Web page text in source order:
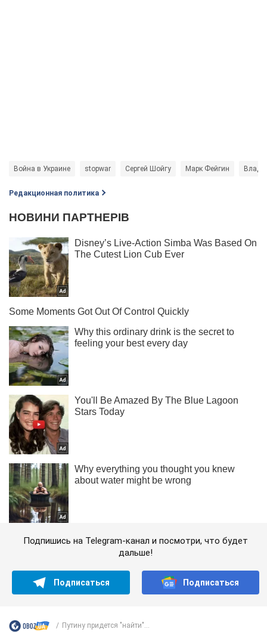
Война в Украине stopwar Сергей Шойгу Марк Фейгин
Редакционная политика
Подпишись на Telegram-канал и посмотри, что будет
дальше!
Подписаться Подписаться
Путину придется "найти"...